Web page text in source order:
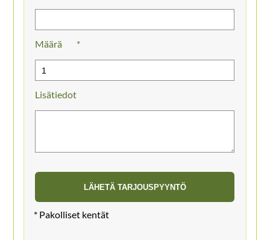
Määrä
Lisätiedot